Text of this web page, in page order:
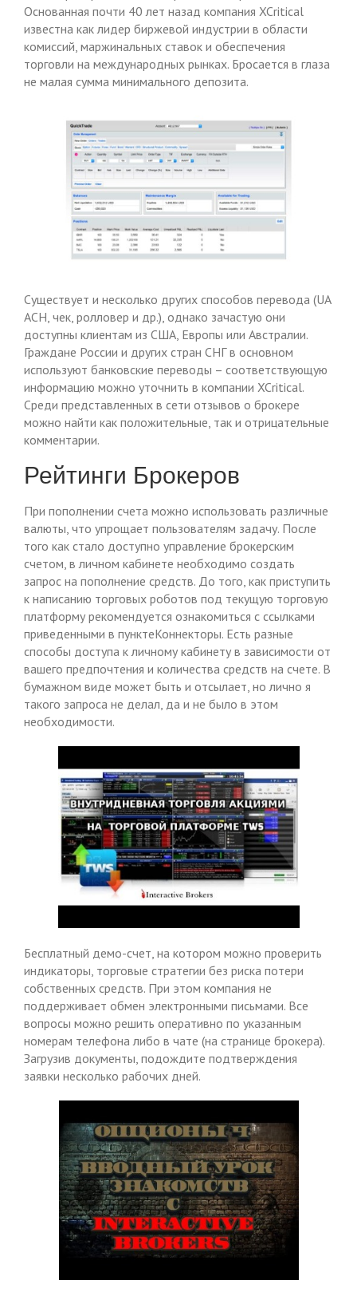
Основанная почти 40 лет назад компания XCritical
известна как лидер биржевой индустрии в области
комиссий, маржинальных ставок и обеспечения
торговли на международных рынках. Бросается в глаза
не малая сумма минимального депозита.
Существует и несколько других способов перевода (UA
ACH, чек, ролловер и др.), однако зачастую они
доступны клиентам из США, Европы или Австралии.
Граждане России и других стран СНГ в основном
используют банковские переводы – соответствующую
информацию можно уточнить в компании XCritical.
Среди представленных в сети отзывов о брокере
можно найти как положительные, так и отрицательные
комментарии.
Рейтинги Брокеров
При пополнении счета можно использовать различные
валюты, что упрощает пользователям задачу. После
того как стало доступно управление брокерским
счетом, в личном кабинете необходимо создать
запрос на пополнение средств. До того, как приступить
к написанию торговых роботов под текущую торговую
платформу рекомендуется ознакомиться с ссылками
приведенными в пунктеКоннекторы. Есть разные
способы доступа к личному кабинету в зависимости от
вашего предпочтения и количества средств на счете. В
бумажном виде может быть и отсылает, но лично я
такого запроса не делал, да и не было в этом
необходимости.
Бесплатный демо-счет, на котором можно проверить
индикаторы, торговые стратегии без риска потери
собственных средств. При этом компания не
поддерживает обмен электронными письмами. Все
вопросы можно решить оперативно по указанным
номерам телефона либо в чате (на странице брокера).
Загрузив документы, подождите подтверждения
заявки несколько рабочих дней.